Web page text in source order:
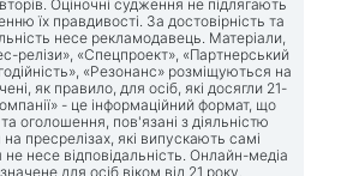
Оціночні судження не підлягають
їх правдивості. За достовірність та
несе рекламодавець. Матеріали,
релізи», «Спецпроект», «Партнерський
«Резонанс» розміщуються на
як правило, для осіб, які досягли 21-
- це інформаційний формат, що
оголошення, пов'язані з діяльністю
пресрелізах, які випускають самі
не несе відповідальність. Онлайн-медіа
для осіб віком від 21 року.